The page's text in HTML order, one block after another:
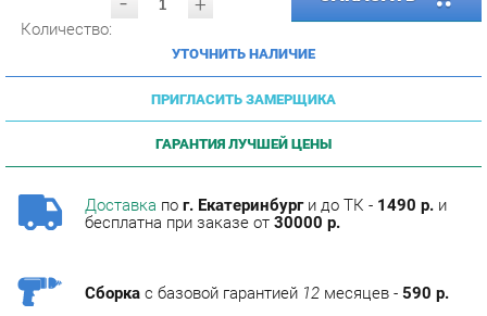
УТОЧНИТЬ НАЛИЧИЕ
ПРИГЛАСИТЬ ЗАМЕРЩИКА
ГАРАНТИЯ ЛУЧШЕЙ ЦЕНЫ
и до ТК -
бесплатна при заказе от30000 р.